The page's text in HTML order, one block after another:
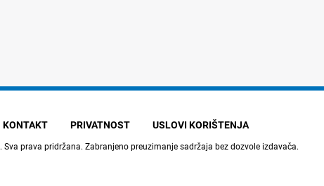
KONTAKT PRIVATNOST USLOVI KORIŠTENJA
. Sva prava pridržana. Zabranjeno preuzimanje sadržaja bez dozvole izdavača.